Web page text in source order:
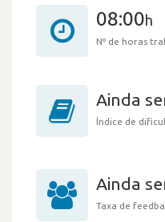
08:00h
Nº de horas
Ainda
Índice de
Ainda
Taxa de